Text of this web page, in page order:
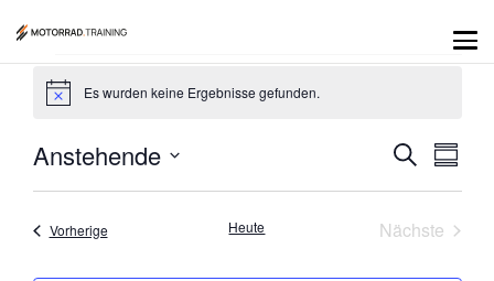
HinweisEs wurden keine Ergebnisse gefunden.
Suche
Anstehende
auswählen.
VorherigeVeranstaltungen Heute Nächste